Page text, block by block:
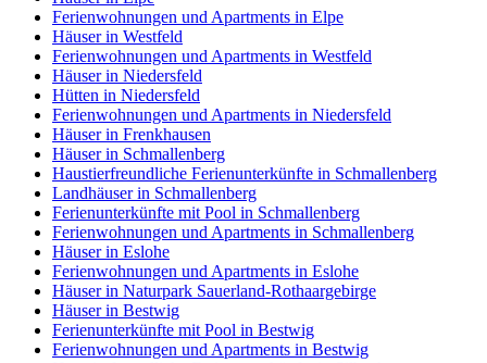
Ferienwohnungen und Apartments in Elpe
Häuser in Westfeld
Ferienwohnungen und Apartments in Westfeld
Häuser in Niedersfeld
Hütten in Niedersfeld
Ferienwohnungen und Apartments in Niedersfeld
Häuser in Frenkhausen
Häuser in Schmallenberg
Haustierfreundliche Ferienunterkünfte in Schmallenberg
Landhäuser in Schmallenberg
Ferienunterkünfte mit Pool in Schmallenberg
Ferienwohnungen und Apartments in Schmallenberg
Häuser in Eslohe
Ferienwohnungen und Apartments in Eslohe
Häuser in Naturpark Sauerland-Rothaargebirge
Häuser in Bestwig
Ferienunterkünfte mit Pool in Bestwig
Ferienwohnungen und Apartments in Bestwig